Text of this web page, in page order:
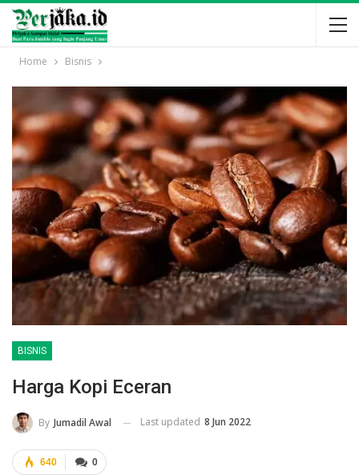
Home Bisnis
BISNIS
Harga Kopi Eceran
By Jumadil Awal Last updated 8 Jun 2022
0
640